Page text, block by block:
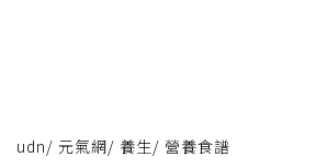
udn/ 元氣網/ 養生/ 營養食譜